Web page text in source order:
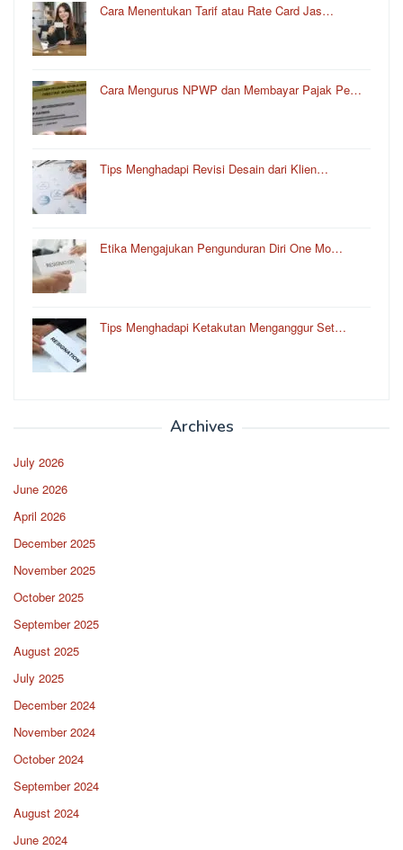
Cara Menentukan Tarif atau Rate Card Jas…
Cara Mengurus NPWP dan Membayar Pajak Pe…
Tips Menghadapi Revisi Desain dari Klien…
Etika Mengajukan Pengunduran Diri One Mo…
Tips Menghadapi Ketakutan Menganggur Set…
Archives
July 2026
June 2026
April 2026
December 2025
November 2025
October 2025
September 2025
August 2025
July 2025
December 2024
November 2024
October 2024
September 2024
August 2024
June 2024